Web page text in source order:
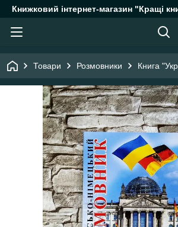
Книжковий інтернет-магазин "Кращі
Товари Розмовники Книга